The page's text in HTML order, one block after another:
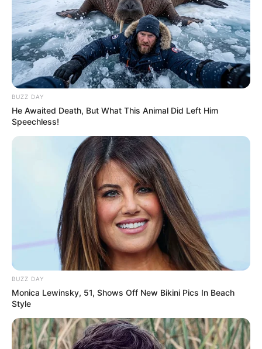
“Most jött rá, hogy van 23 dollárja!”